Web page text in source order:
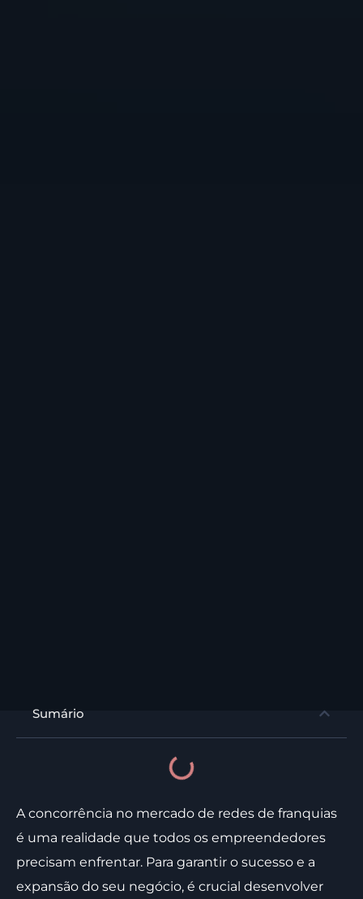
Sumário
A concorrência no mercado de redes de franquias
é uma realidade que todos os empreendedores
precisam enfrentar. Para garantir o sucesso e a
expansão do seu negócio, é crucial desenvolver